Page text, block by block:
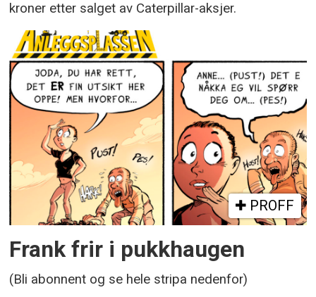
kroner etter salget av Caterpillar-aksjer.
PROFF
Frank frir i pukkhaugen
(Bli abonnent og se hele stripa nedenfor)